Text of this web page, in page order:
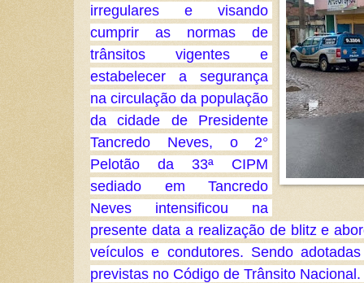
irregulares e visando
cumprir as normas de
trânsitos vigentes e
estabelecer a segurança
na circulação da população
da cidade de Presidente
Tancredo Neves, o 2°
Pelotão da 33ª CIPM
sediado em Tancredo
Neves intensificou na
presente data a realização de blitz e
veículos e condutores. Sendo
previstas no Código de Trânsito Nacional.